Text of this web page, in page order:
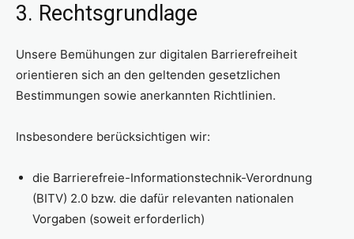
3. Rechtsgrundlage
Unsere Bemühungen zur digitalen Barrierefreiheit
orientieren sich an den geltenden gesetzlichen
Bestimmungen sowie anerkannten Richtlinien.
Insbesondere berücksichtigen wir:
die Barrierefreie-Informationstechnik-Verordnung
(BITV) 2.0 bzw. die dafür relevanten nationalen
Vorgaben (soweit erforderlich)